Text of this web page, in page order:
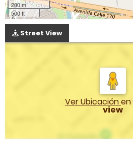
200 m
500 ft
Street View
Ver Ubicaciónen
view